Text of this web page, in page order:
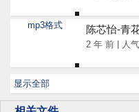
mp3格式 陈芯怡-青
2 年 前 | 人
显示全部